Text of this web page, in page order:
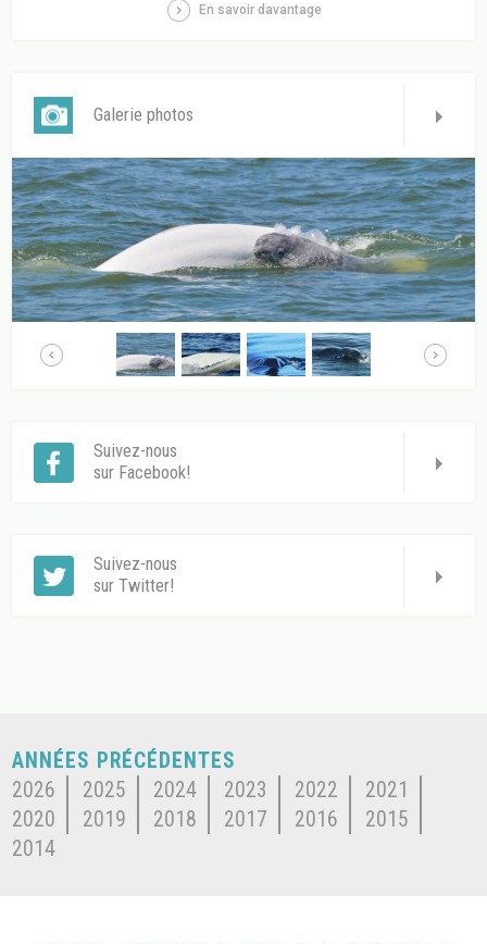
En savoir davantage
Galerie photos
Suivez-nous
sur Facebook!
Suivez-nous
sur Twitter!
ANNÉES PRÉCÉDENTES
2026
2025 2024 2023 2022
2021
2020
2019 2018 2017 2016
2015
2014